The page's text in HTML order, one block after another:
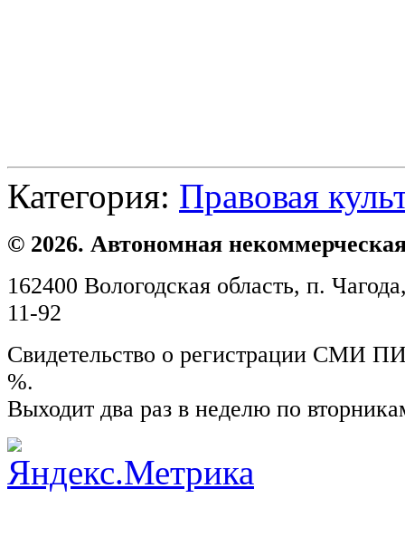
Категория: Правовая
© 2026. Автономная
162400 Вологодская область, п.
11-92
Свидетельство о регистрации СМИ
%.
Выходит два раз в неделю по